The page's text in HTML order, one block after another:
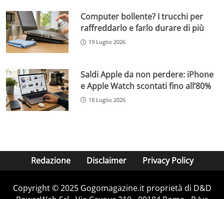
Computer bollente? I trucchi per
raffreddarlo e farlo durare di più
19 Luglio 2026
Saldi Apple da non perdere: iPhone
e Apple Watch scontati fino all’80%
18 Luglio 2026
Redazione Disclaimer Privacy Policy
Copyright © 2025 Gogomagazine.it proprietà di D&D